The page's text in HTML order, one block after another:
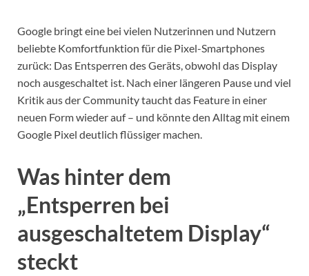
Google bringt eine bei vielen Nutzerinnen und Nutzern
beliebte Komfortfunktion für die Pixel-Smartphones
zurück: Das Entsperren des Geräts, obwohl das Display
noch ausgeschaltet ist. Nach einer längeren Pause und viel
Kritik aus der Community taucht das Feature in einer
neuen Form wieder auf – und könnte den Alltag mit einem
Google Pixel deutlich flüssiger machen.
Was hinter dem
„Entsperren bei
ausgeschaltetem Display“
steckt